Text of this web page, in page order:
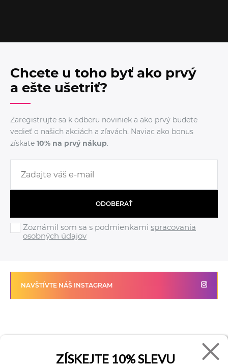
Chcete u toho byť ako prvý
a ešte ušetriť?
Zaregistrujte sa k odberu noviniek a ako prvý budete
vedieť o našich akciách a zľavách. Naviac ako bonus
získate 10% na prvý nákup.
ODOBERAŤ
Zoznámil som sa s podmienkami spracovania
osobných údajov
NAVŠTÍVTE NÁŠ INSTAGRAM
Vrátenie tovaru
ZÍSKEJTE 10% SLEVU